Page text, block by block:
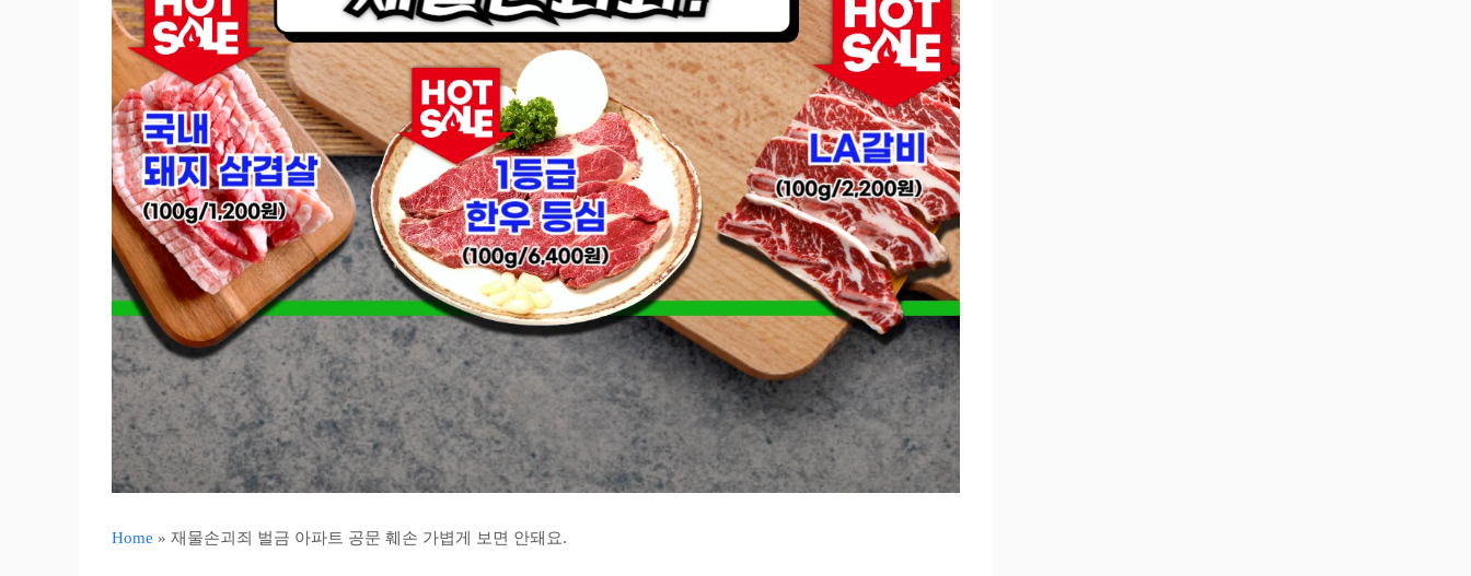
Home » 재물손괴죄 벌금 아파트 공문 훼손 가볍게 보면 안돼요.